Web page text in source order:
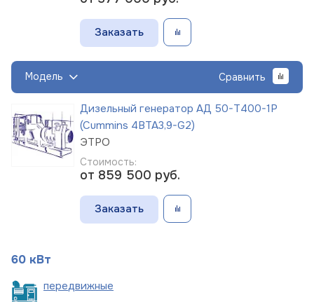
Заказать
Модель Сравнить
Дизельный генератор АД 50-Т400-1Р
(Cummins 4BTA3,9-G2)
ЭТРО
Стоимость:
от 859 500 руб.
Заказать
60 кВт
передвижные